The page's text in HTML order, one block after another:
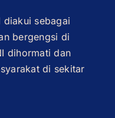
diakui sebagai
bergengsi di
dihormati dan
di sekitar